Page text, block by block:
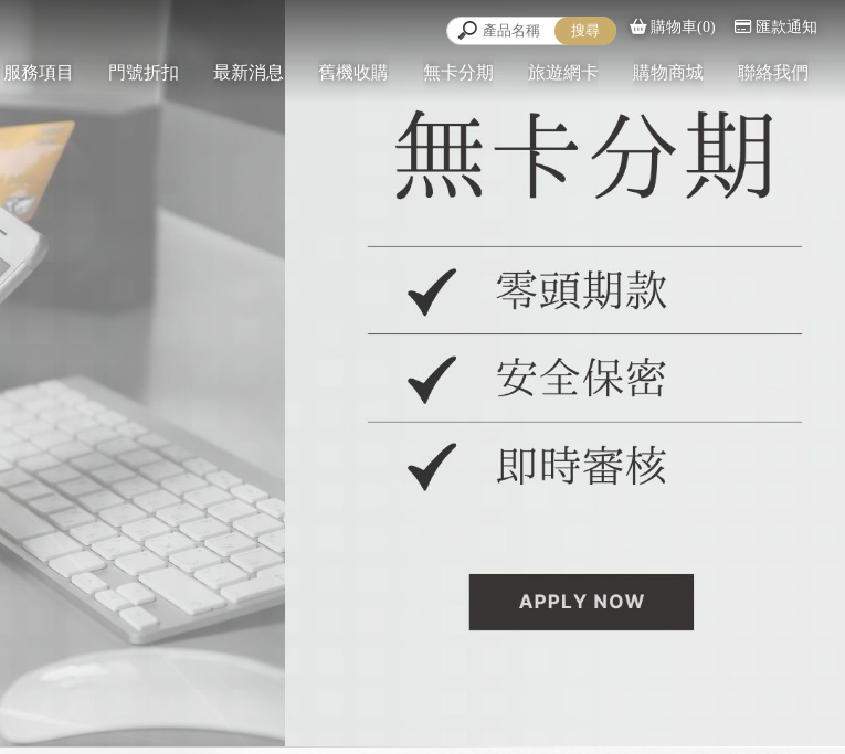
購物車(0) 匯款通知
服務項目 門號折扣 最新消息 舊機收購 無卡分期 旅遊網卡 購物商城 聯絡我們